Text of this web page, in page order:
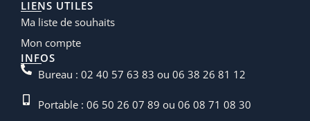
LIENS UTILES
Ma liste de souhaits
Mon compte
INFOS
Bureau : 02 40 57 63 83 ou 06 38 26 81 12
Portable : 06 50 26 07 89 ou 06 08 71 08 30